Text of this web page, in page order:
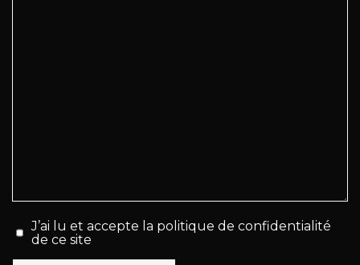
J’ai lu et accepte la politique de confidentialité
de ce site